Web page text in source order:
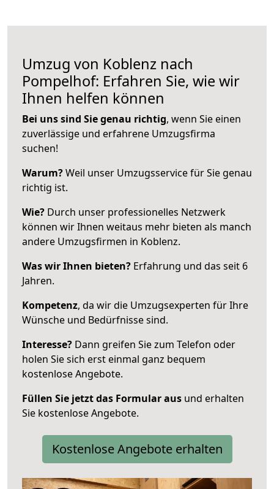
Umzug von Koblenz nach
Pompelhof: Erfahren Sie, wie wir
Ihnen helfen können
Bei uns sind Sie genau richtig, wenn Sie einen
zuverlässige und erfahrene Umzugsfirma
suchen!
Warum?Weil unser Umzugsservice für Sie genau
richtig ist.
Wie? Durch unser professionelles Netzwerk
können wir Ihnen weitaus mehr bieten als manch
andere Umzugsfirmen in Koblenz.
Was wir Ihnen bieten? Erfahrung und das seit 6
Jahren.
Kompetenz, da wir die Umzugsexperten für Ihre
Wünsche und Bedürfnisse sind.
Interesse? Dann greifen Sie zum Telefon oder
holen Sie sich erst einmal ganz bequem
kostenlose Angebote.
Füllen Sie jetzt das Formular aus und erhalten
Sie kostenlose Angebote.
Kostenlose Angebote erhalten